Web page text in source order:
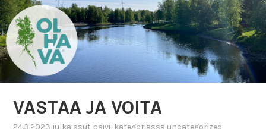
VASTAA JA VOITA